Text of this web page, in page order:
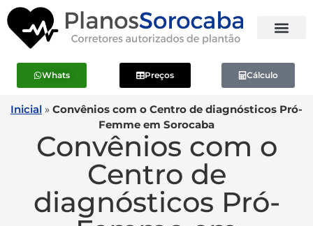
Whats Preços Cálculo
Inicial » Convênios com o Centro de diagnósticos Pró-
Femme em Sorocaba
Convênios com o
Centro de
diagnósticos Pró-